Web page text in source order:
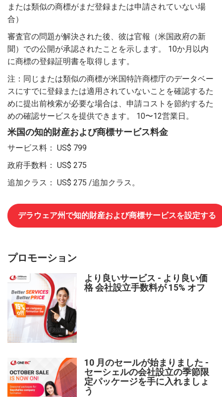
または類似の商標がまだ登録または申請されていない場
合）
審査官の問題が解決された後、彼は官報（米国政府の新
聞）での公開が承認されたことを示します。 10か月以内
に商標の登録証明書を取得します。
注：同じまたは類似の商標が米国特許商標庁のデータベー
スにすでに登録または適用されていないことを確認するた
めに提出前検索が必要な場合は、申請コストを節約するた
めの確認サービスを提供できます。 10〜12営業日。
米国の知的財産および商標サービス料金
サービス料： US$ 799
政府手数料： US$ 275
追加クラス： US$ 275 /追加クラス。
デラウェア州で知的財産および商標サービスを設定する
プロモーション
より良いサービス - より良い価
格 会社設立手数料が 15% オフ
10 月のセールが始まりました -
セーシェルの会社設立の季節限
定パッケージを手に入れましょ
う